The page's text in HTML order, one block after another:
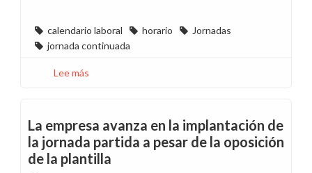
calendario laboral horario
Jornadas
jornada continuada
Lee más
laborales
de
2024
La empresa avanza en la implantación de
la jornada partida a pesar de la oposición
de la plantilla